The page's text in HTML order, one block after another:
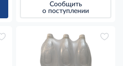
Сообщить
о поступлении